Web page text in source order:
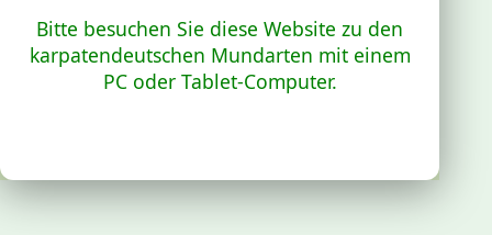
Bitte besuchen Sie diese Website zu den
karpatendeutschen Mundarten mit einem
PC oder Tablet-Computer.